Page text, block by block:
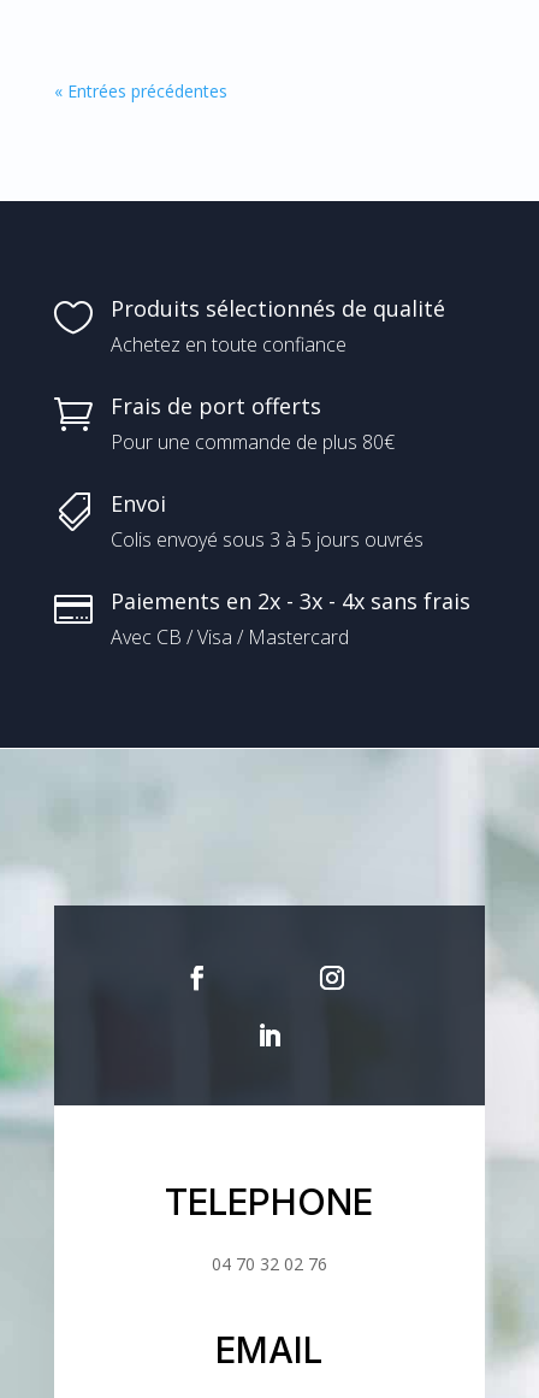
« Entrées précédentes
 Produits sélectionnés de qualité
Achetez en toute confiance
 Frais de port offerts
Pour une commande de plus 80€
 Envoi
Colis envoyé sous 3 à 5 jours ouvrés
 Paiements en 2x - 3x - 4x sans frais
Avec CB / Visa / Mastercard
TELEPHONE
04 70 32 02 76
EMAIL